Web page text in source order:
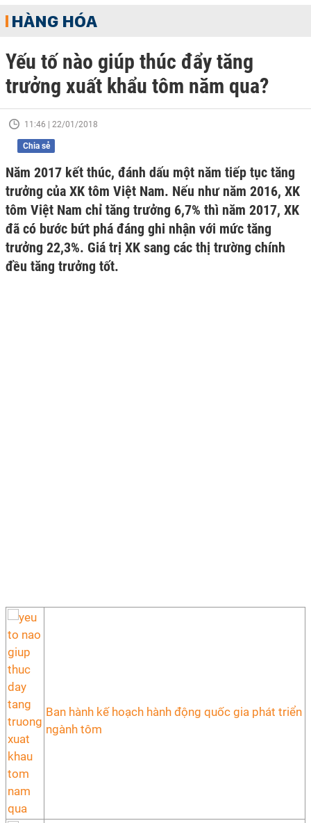
HÀNG HÓA
Yếu tố nào giúp thúc đẩy tăng
trưởng xuất khẩu tôm năm qua?
11:46 | 22/01/2018
Chia sẻ
Năm 2017 kết thúc, đánh dấu một năm tiếp tục tăng
trưởng của XK tôm Việt Nam. Nếu như năm 2016, XK
tôm Việt Nam chỉ tăng trưởng 6,7% thì năm 2017, XK
đã có bước bứt phá đáng ghi nhận với mức tăng
trưởng 22,3%. Giá trị XK sang các thị trường chính
đều tăng trưởng tốt.
Ban hành kế hoạch hành động quốc gia phát triển
ngành tôm